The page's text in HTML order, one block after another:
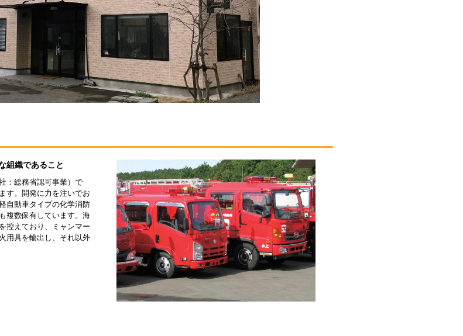
組織であること
：総務省認可事業）で
す。開発に力を注いでお
自動車タイプの化学消防
複数保有しています。海
控えており、ミャンマー
用具を輸出し、それ以外